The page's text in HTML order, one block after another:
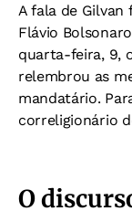
A fala de
Flávio
quarta-feira, 9,
relembrou as
mandatário.
correligionário
O